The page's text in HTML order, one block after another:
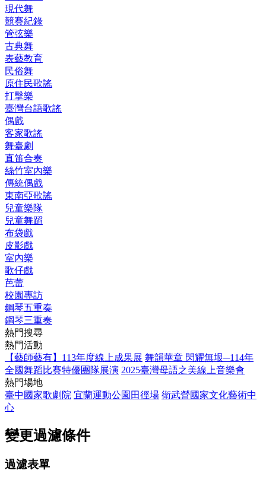
現代舞
競賽紀錄
管弦樂
古典舞
表藝教育
民俗舞
原住民歌謠
打擊樂
臺灣台語歌謠
偶戲
客家歌謠
舞臺劇
直笛合奏
絲竹室內樂
傳統偶戲
東南亞歌謠
兒童樂隊
兒童舞蹈
布袋戲
皮影戲
室內樂
歌仔戲
芭蕾
校園專訪
鋼琴五重奏
鋼琴三重奏
熱門搜尋
熱門活動
【藝師藝有】113年度線上成果展 舞韻華章 閃耀無垠─114年
全國舞蹈比賽特優團隊展演 2025臺灣母語之美線上音樂會
熱門場地
臺中國家歌劇院 宜蘭運動公園田徑場 衛武營國家文化藝術中
心
變更過濾條件
過濾表單